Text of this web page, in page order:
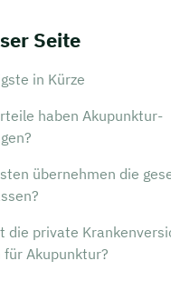
Seite
in Kürze
haben Akupunktur-
übernehmen die
die private
für Akupunktur?